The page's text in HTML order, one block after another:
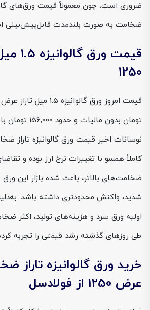
ضروری است، چون معمولاً قیمت ورق‌های
ضخامت به صورت بلندمدت قابل‌پیش‌بینی
قیمت
1250
کاملاً همسو با تغییرات نرخ ارز بوده و
ضخامت‌های بالاتر، باعث شده بازار این
شدید، واکنش محدودتری داشته باشد.
اولیه ورق سرد و هزینه‌های تولید، اکثر
طی روزهای گذشته رشد قیمتی را تجربه
عرض 1250 از فولادسل